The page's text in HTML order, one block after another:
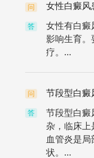
问 女性白癜风
答
女性有白癜
影响生育。
疗。...
问 节段型白癜
答
节段型白癜
杂，临床上
血管炎是
状。...